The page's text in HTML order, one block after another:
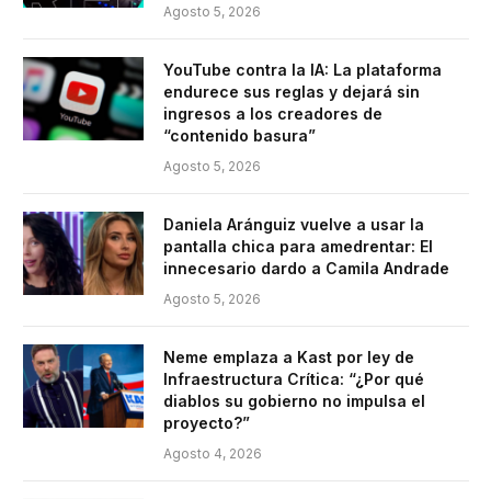
Agosto 5, 2026
YouTube contra la IA: La plataforma
endurece sus reglas y dejará sin
ingresos a los creadores de
“contenido basura”
Agosto 5, 2026
Daniela Aránguiz vuelve a usar la
pantalla chica para amedrentar: El
innecesario dardo a Camila Andrade
Agosto 5, 2026
Neme emplaza a Kast por ley de
Infraestructura Crítica: “¿Por qué
diablos su gobierno no impulsa el
proyecto?”
Agosto 4, 2026